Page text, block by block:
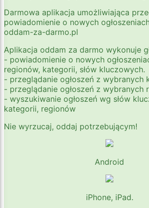
Darmowa aplikacja umożliwiająca
powiadomienie o nowych
oddam-za-darmo.pl
Aplikacja oddam za darmo wykonuje
- powiadomienie o nowych
regionów, kategorii, słów kluczowych.
- przeglądanie ogłoszeń z wybranych
- przeglądanie ogłoszeń z wybranych
- wyszukiwanie ogłoszeń wg słów
kategorii, regionów
Nie wyrzucaj, oddaj potrzebującym!
Android
iPhone, iPad.